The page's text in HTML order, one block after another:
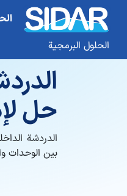
الحلول البرمجية
حل
الدردشة
بين الوحدات